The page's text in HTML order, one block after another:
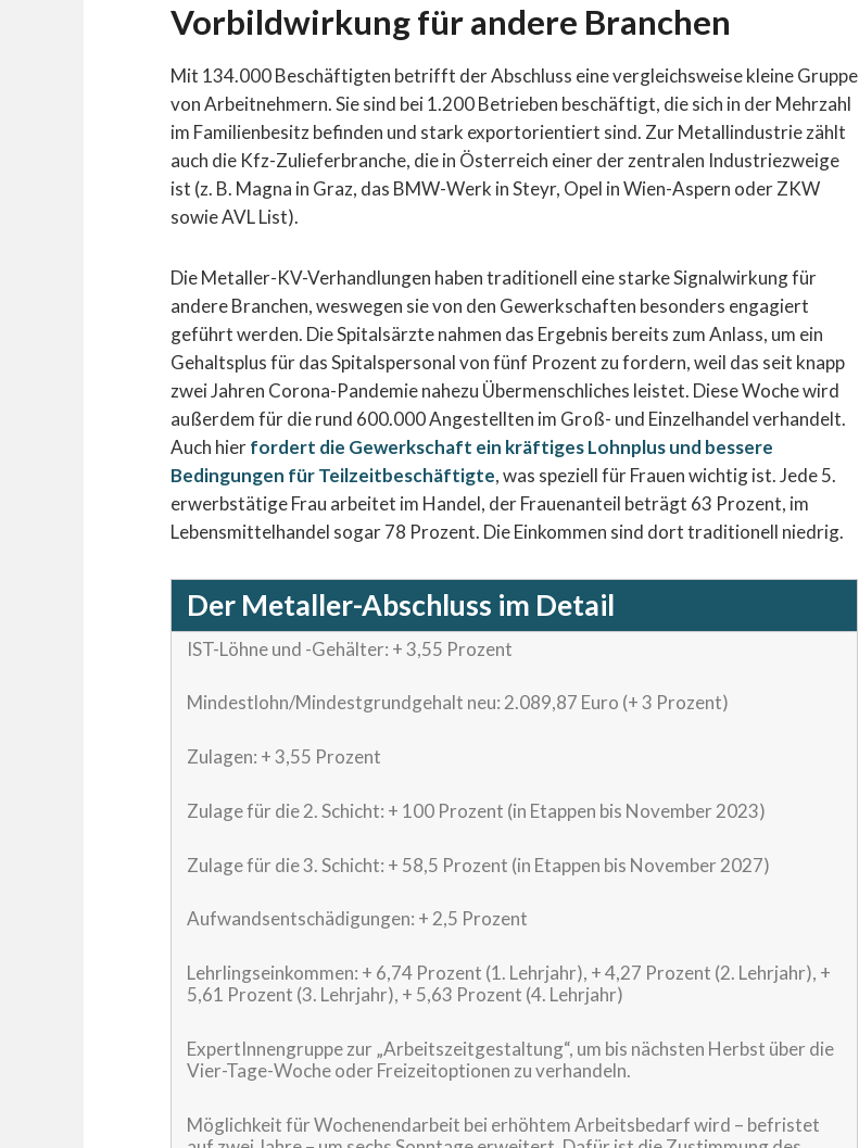
Vorbildwirkung für andere Branchen
Mit 134.000 Beschäftigten betrifft der Abschluss eine vergleichsweise kleine Gruppe
von Arbeitnehmern. Sie sind bei 1.200 Betrieben beschäftigt, die sich in der Mehrzahl
im Familienbesitz befinden und stark exportorientiert sind. Zur Metallindustrie zählt
auch die Kfz-Zulieferbranche, die in Österreich einer der zentralen Industriezweige
ist (z. B. Magna in Graz, das BMW-Werk in Steyr, Opel in Wien-Aspern oder ZKW
sowie AVL List).
Die Metaller-KV-Verhandlungen haben traditionell eine starke Signalwirkung für
andere Branchen, weswegen sie von den Gewerkschaften besonders engagiert
geführt werden. Die Spitalsärzte nahmen das Ergebnis bereits zum Anlass, um ein
Gehaltsplus für das Spitalspersonal von fünf Prozent zu fordern, weil das seit knapp
zwei Jahren Corona-Pandemie nahezu Übermenschliches leistet. Diese Woche wird
außerdem für die rund 600.000 Angestellten im Groß- und Einzelhandel verhandelt.
Auch hierfordert die Gewerkschaft ein kräftiges Lohnplus und bessere
Bedingungen für Teilzeitbeschäftigte, was speziell für Frauen wichtig ist. Jede 5.
erwerbstätige Frau arbeitet im Handel, der Frauenanteil beträgt 63 Prozent, im
Lebensmittelhandel sogar 78 Prozent. Die Einkommen sind dort traditionell niedrig.
Der Metaller-Abschluss im Detail
IST-Löhne und -Gehälter: + 3,55 Prozent
Mindestlohn/Mindestgrundgehalt neu: 2.089,87 Euro (+ 3 Prozent)
Zulagen: + 3,55 Prozent
Zulage für die 2. Schicht: + 100 Prozent (in Etappen bis November 2023)
Zulage für die 3. Schicht: + 58,5 Prozent (in Etappen bis November 2027)
Aufwandsentschädigungen: + 2,5 Prozent
Lehrlingseinkommen: + 6,74 Prozent (1. Lehrjahr), + 4,27 Prozent (2. Lehrjahr), +
5,61 Prozent (3. Lehrjahr), + 5,63 Prozent (4. Lehrjahr)
ExpertInnengruppe zur „Arbeitszeitgestaltung“, um bis nächsten Herbst über die
Vier-Tage-Woche oder Freizeitoptionen zu verhandeln.
Möglichkeit für Wochenendarbeit bei erhöhtem Arbeitsbedarf wird – befristet